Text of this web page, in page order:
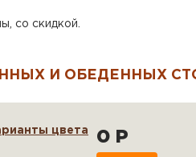
со скидкой.
И ОБЕДЕННЫХ
цвета 0 Р